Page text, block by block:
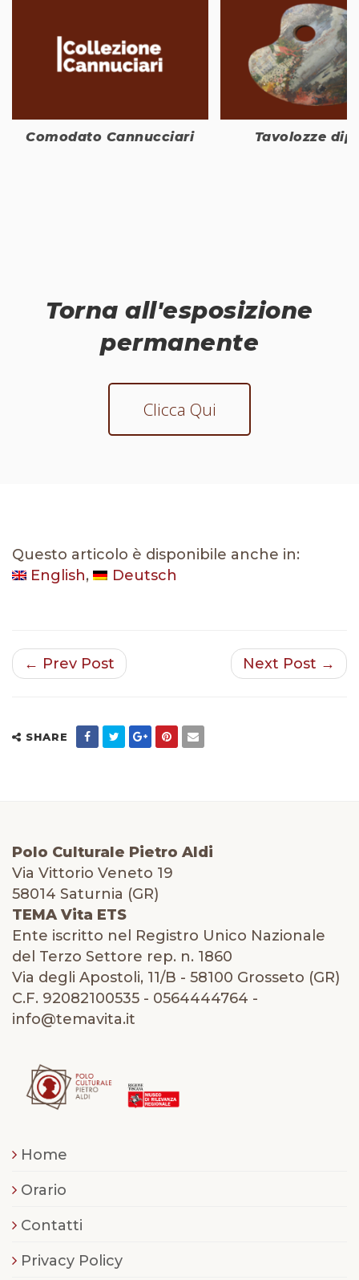
Comodato Cannucciari Tavolozze
Torna all'esposizione
permanente
Clicca Qui
Questo articolo è disponibile anche in:
English
Deutsch
← Prev Post Next Post →
SHARE
Polo Culturale Pietro Aldi
Via Vittorio Veneto 19
58014 Saturnia (GR)
TEMA Vita ETS
Ente iscritto nel Registro Unico Nazionale
del Terzo Settore rep. n. 1860
Via degli Apostoli, 11/B - 58100 Grosseto (GR)
C.F. 92082100535 - 0564444764 -
info@temavita.it
Home
Orario
Contatti
Privacy Policy